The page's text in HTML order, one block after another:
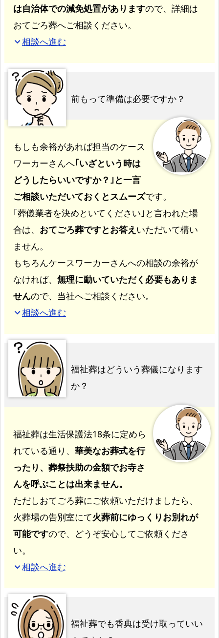
は自治体での減免処置がありますので、詳細は
おてごろ葬へご相談ください。
expand_more相談へ進む
前もって準備は必要ですか？
もしも余裕があれば担当のケース
ワーカーさんへ｢いざという時は
どうしたらいいですか？｣と一言
ご相談いただいておくとスムーズです。
｢葬儀業者を決めといてください｣と言われた場
合は、 おてごろ葬ですとお答え いただいて構い
ません。
もちろんケースワーカーさんへの相談の余裕が
なければ、 無理に動いていただく必要もありま
せんので、当社へご相談ください。
expand_more相談へ進む
福祉葬はどういう葬儀になります
か？
福祉葬は生活保護法18条に定めら
れている通り、 華美なお葬式を行
ったり、葬祭扶助の金額でお寺さ
んを呼ぶことは出来ません。
ただしおてごろ葬にご依頼いただけましたら、
火葬場の告別室にて火葬前にゆっくりお別れが
可能ですので、どうぞ安心してご依頼くださ
い。
expand_more相談へ進む
福祉葬でも香典は受け取っていい